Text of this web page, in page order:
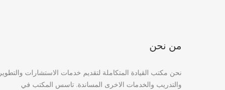
من نحن
نحن مكتب القيادة المتكاملة لتقديم خدمات الاستشارات والتطوير
والتدريب والخدمات الاخرى المساندة. تاسس المكتب في